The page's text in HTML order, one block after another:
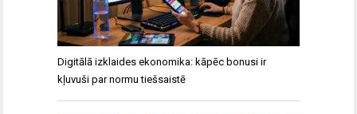
Digitālā izklaides ekonomika: kāpēc bonusi ir
kļuvuši par normu tiešsaistē